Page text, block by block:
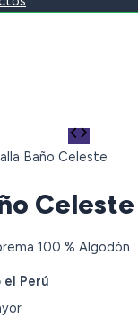
Baño Celeste
Celeste
100 % Algodón
Perú